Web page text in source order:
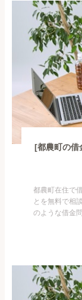
も限界があ...
[都農町の借
都農町在住で
とを無料で相
のような借金
られたくない
がありま...